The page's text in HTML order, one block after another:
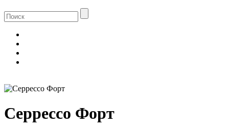
Серрессо Форт